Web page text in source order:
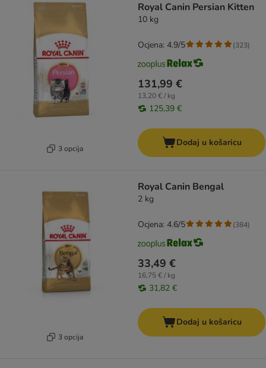
3 opcija
Royal Canin Persian Kitten
10 kg
131,99 €
13,20 € / kg
125,39 €
Ocjena: 4.9/5 (323)
Dodaj u košaricu
3 opcija
Royal Canin Bengal
2 kg
33,49 €
16,75 € / kg
31,82 €
Ocjena: 4.6/5 (384)
Dodaj u košaricu